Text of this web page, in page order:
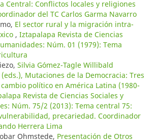
Central: Conflictos locales y religiones
del TC Carlos Garma Navarro
El sector rural y la migración intra-
, Iztapalapa Revista de Ciencias
Núm. 01 (1979): Tema
Silvia Gómez-Tagle Willibald
Mutaciones de la Democracia: Tres
político en América Latina (1980-
Revista de Ciencias Sociales y
Núm. 75/2 (2013): Tema central 75:
precariedad. Coordinador
Herrera Lima
Ohmstede, Presentación de Otros